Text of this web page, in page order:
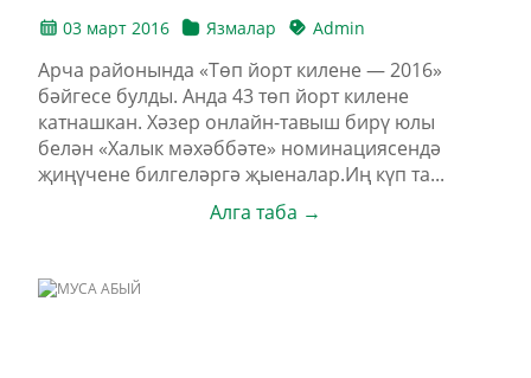
03 март 2016 Язмалар Admin
Арча районында «Төп йорт килене — 2016»
бәйгесе булды. Анда 43 төп йорт килене
катнашкан. Хәзер онлайн-тавыш бирү юлы
белән «Халык мәхәббәте» номинациясендә
җиңүчене билгеләргә җыеналар.Иң күп та...
Алга таба →